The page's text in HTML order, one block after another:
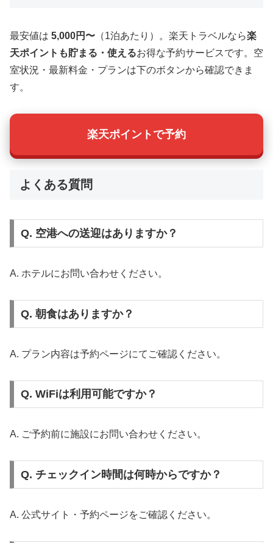
最安値は 5,000円〜 （1泊あたり）。楽天トラベルなら楽
天ポイントも貯まる・使えるお得な予約サービスです。空
室状況・最新料金・プランは下のボタンから確認できま
す。
楽天ポイントで予約
よくある質問
Q. 空港への送迎はありますか？
A. ホテルにお問い合わせください。
Q. 朝食はありますか？
A. プラン内容は予約ページにてご確認ください。
Q. WiFiは利用可能ですか？
A. ご予約前に施設にお問い合わせください。
Q. チェックイン時間は何時からですか？
A. 公式サイト・予約ページをご確認ください。